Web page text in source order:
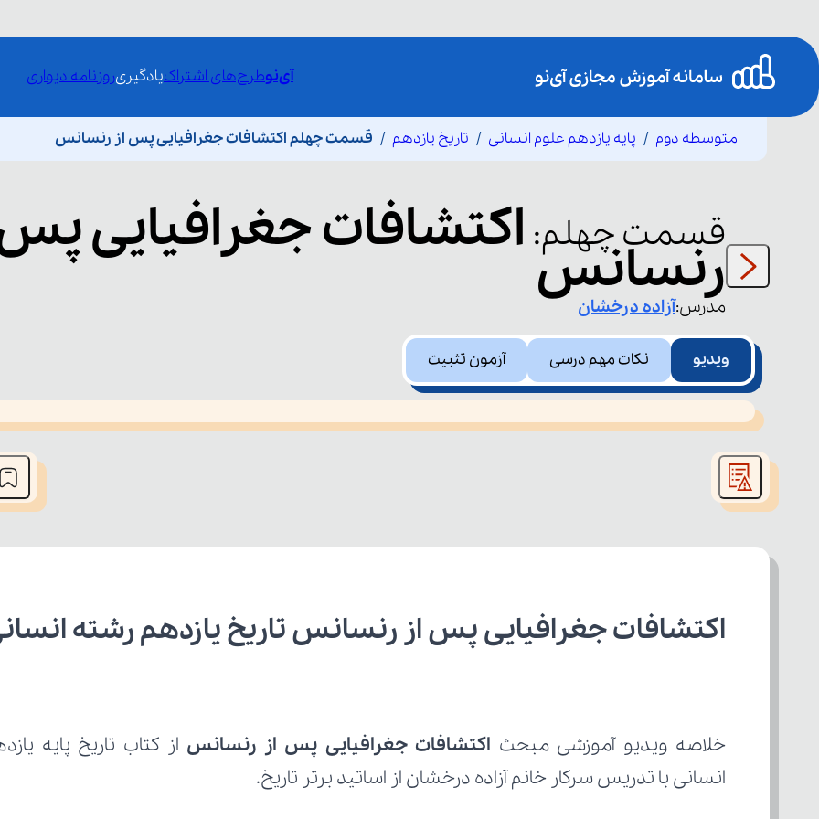
آی‌نوطرح‌های اشتراکیادگیریروزنامه دیواری
متوسطه دوم پایه یازدهم علوم انسانی تاریخ یازدهم قسمت چهلم اکتشافات جغرافیایی پس از رنسانس
قسمتچهلم: اکتشافات جغرافیایی
رنسانس
مدرس:آزادهدرخشان
ویدیو نکات مهم درسی آزمون تثبیت
This
is
window.
اکتشافات جغرافیایی پس از رنسانس تاریخ یازدهم رشته
خلاصه ویدیو آموزشی مبحث اکتشافات جغرافیایی پس از رنسانس
انسانی با تدریس سرکار خانم آزاده درخشان از اساتید برتر تاریخ.